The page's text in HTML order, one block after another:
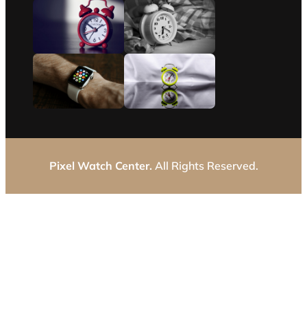
Pixel Watch Center. All Rights Reserved.